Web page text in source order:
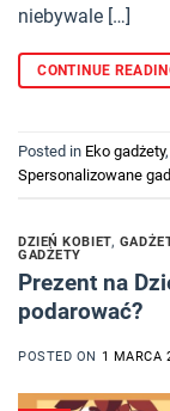
niebywale […]
CONTINUE
Posted in Eko gadżety,
Spersonalizowane
DZIEŃ KOBIET,
GADŻETY
Prezent na
podarować?
POSTED ON 1 MARCA